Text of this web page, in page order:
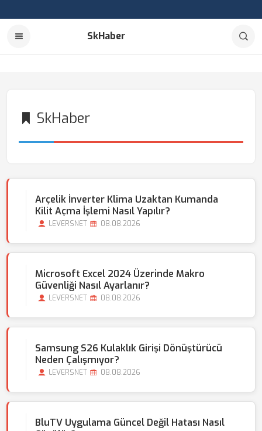
SkHaber
SkHaber
Arçelik İnverter Klima Uzaktan Kumanda
Kilit Açma İşlemi Nasıl Yapılır?
LEVERSNET 08.08.2026
Microsoft Excel 2024 Üzerinde Makro
Güvenliği Nasıl Ayarlanır?
LEVERSNET 08.08.2026
Samsung S26 Kulaklık Girişi Dönüştürücü
Neden Çalışmıyor?
LEVERSNET 08.08.2026
BluTV Uygulama Güncel Değil Hatası Nasıl